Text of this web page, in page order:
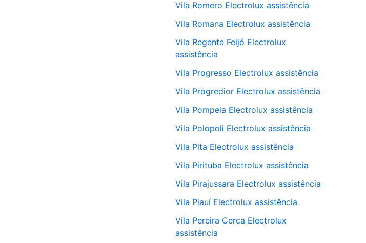
Vila Romero Electrolux assistência
Vila Romana Electrolux assistência
Vila Regente Feijó Electrolux
assistência
Vila Progresso Electrolux assistência
Vila Progredior Electrolux assistência
Vila Pompeia Electrolux assistência
Vila Polopoli Electrolux assistência
Vila Pita Electrolux assistência
Vila Pirituba Electrolux assistência
Vila Pirajussara Electrolux assistência
Vila Piauí Electrolux assistência
Vila Pereira Cerca Electrolux
assistência